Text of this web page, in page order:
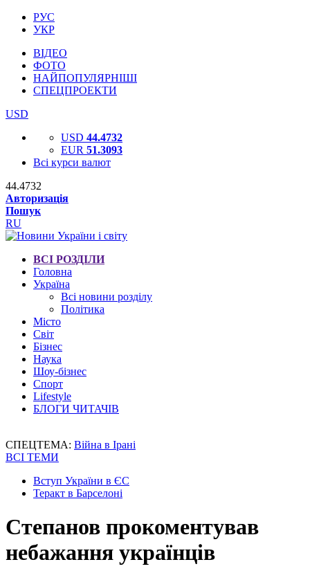
РУС
УКР
ВІДЕО
ФОТО
НАЙПОПУЛЯРНІШІ
СПЕЦПРОЕКТИ
USD
USD 44.4732
EUR 51.3093
Всі курси валют
44.4732
Авторизація
Пошук
RU
ВСІ РОЗДІЛИ
Головна
Україна
Всі новини розділу
Політика
Місто
Світ
Бізнес
Наука
Шоу-бізнес
Спорт
Lifestyle
БЛОГИ ЧИТАЧІВ
СПЕЦТЕМА: Війна в Ірані
ВСІ ТЕМИ
Вступ України в ЄС
Теракт в Барселоні
Степанов прокоментував
небажання українців